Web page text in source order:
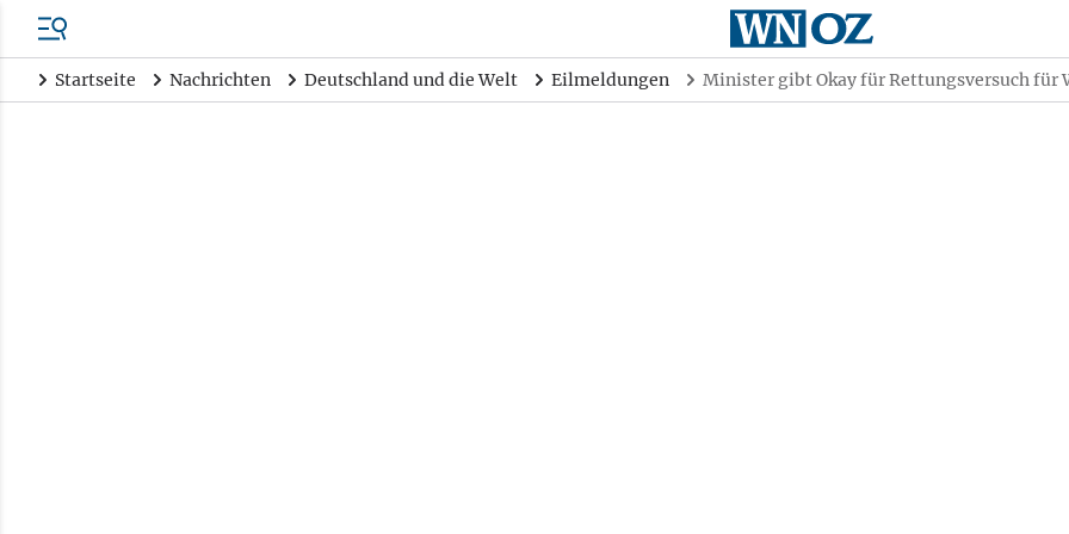
Startseite Nachrichten Deutschland und die Welt Eilmeldungen Minister gibt Okay für Rettungsversuch für